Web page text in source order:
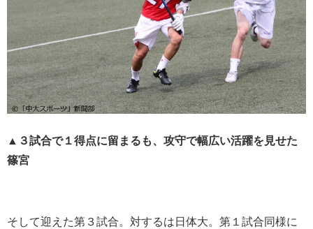
▲３試合で１得点に留まるも、攻守で幅広い活躍を見せた
篠宮
そして迎えた第３試合。対するは日体大。第１試合同様に